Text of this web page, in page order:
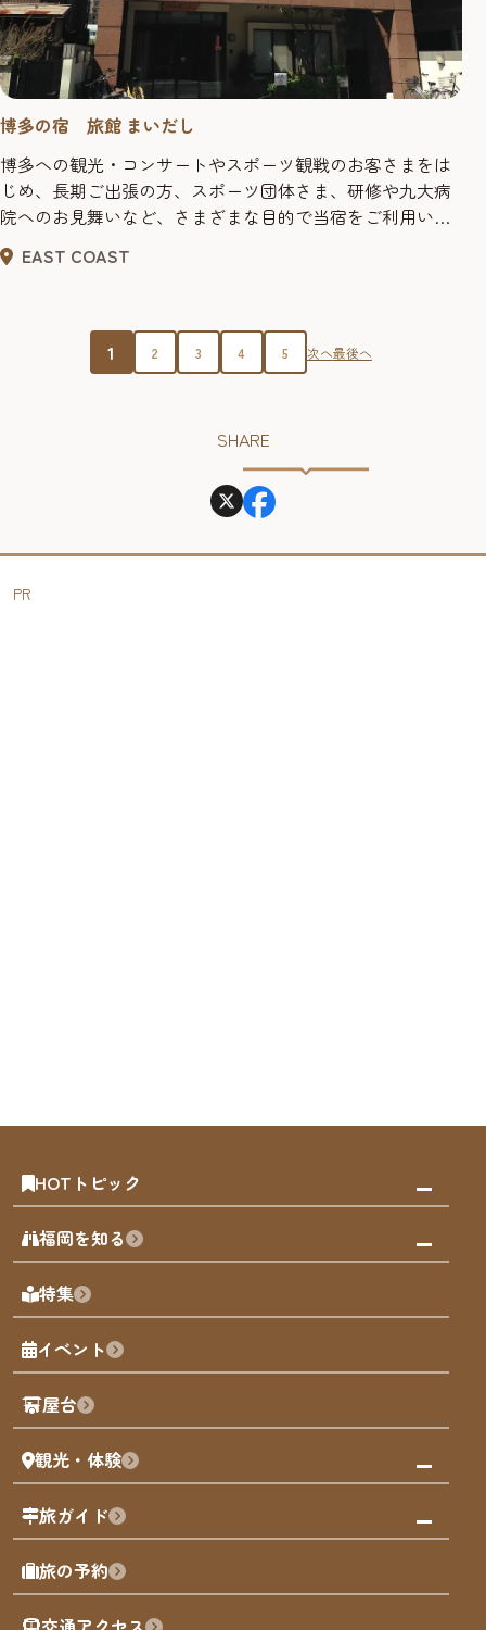
博多の宿 旅館 まいだし
博多への観光・コンサートやスポーツ観戦のお客さまをは
じめ、長期ご出張の方、スポーツ団体さま、研修や九大病
院へのお見舞いなど、さまざまな目的で当宿をご利用いた
だいております。JR吉塚駅または地下鉄「馬出九大病院
前」から徒歩4分の好立地。天神はもちろん、博多駅や中
ジュースなどの自動販売機、貸し...
EAST COAST
1 2 3 4 5 次へ最後へ
SHARE
PR
HOTトピック
みんなの旅行記
天神エリア
博多旧市街
福岡城
歴史・文化
福岡を知る
福岡の見どころ
福岡の魅力
観光カレンダー
観光PR動画
まち歩き
福岡グルメ
福岡を楽しむ
福岡のアート
福岡のナイトタイム
特集
イベント
屋台
観光・体験
観る・遊ぶ
屋台
買う
体験
旅ガイド
モデルコース
AIおまかせコース
旅の予約